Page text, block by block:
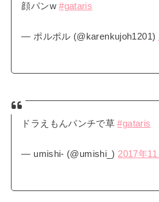
顔パンw#gataris
— ポルポル (@karenkujoh1201)
ドラえもんパンチで草#gataris
— umishi- (@umishi_) 2017年11